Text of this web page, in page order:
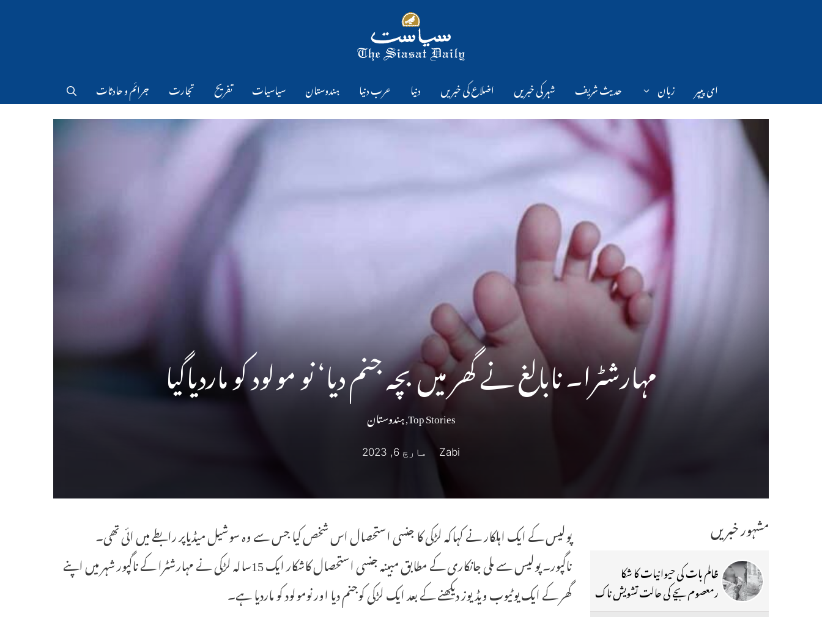
ای پیپر زبان حدیث شریف شہر کی خبریں اضلاع کی خبریں دنیا عرب دنیا ہندوستان سیاسیات تفریح تجارت جرائم و حادثات
مہارشٹرا۔ نابالغ نے گھر میں بچہ جنم دیا‘ نو مولود کو ماردیاگیا
Top Stories
,ہندوستان
Zabi مارچ 6, 2023
پولیس کے ایک اہلکار نے کہاکہ لڑکی کا جنسی استحصال اس شخص کیا جس سے وہ سوشیل میڈیاپر رابطے میں ائی تھی۔
ناگپور۔ پولیس سے ملی جانکاری کے مطابق مبینہ جنسی استحصال کاشکار ایک 15سالہ لڑکی نے مہارشٹرا کے ناگپور شہر میں اپنے
گھر کے ایک یوٹیوب ویڈیوز دیکھنے کے بعد ایک لڑکی کوجنم دیا اور نومولود کو ماردیا ہے۔
مشہور خبریں
ظالم بات کی حیوانیات کا شکا
رمعصوم بچے کی حالت تشویش ناک